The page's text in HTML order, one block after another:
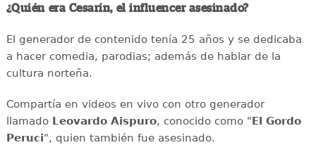
¿Quién era Cesarín, el influencer asesinado?
El generador de contenido tenía 25 años y se dedicaba
a hacer comedia, parodias; además de hablar de la
cultura norteña.
Compartía en videos en vivo con otro generador
llamadoLeovardo Aispuro, conocido como "El Gordo
Peruci", quien también fue asesinado.